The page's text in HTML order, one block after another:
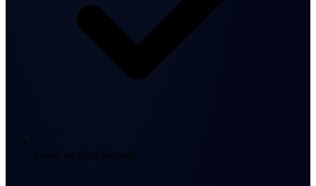
Gratis og uforpliktende